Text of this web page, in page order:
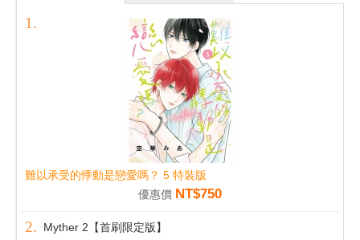
難以承受的悸動是戀愛嗎？ 5 特裝版
優惠價 NT$750
Myther 2【首刷限定版】